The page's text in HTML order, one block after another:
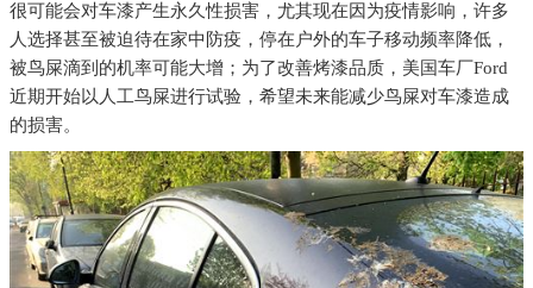
很可能会对车漆产生永久性损害，尤其现在因为疫情影响，许多
人选择甚至被迫待在家中防疫，停在户外的车子移动频率降低，
被鸟屎滴到的机率可能大增；为了改善烤漆品质，美国车厂Ford
近期开始以人工鸟屎进行试验，希望未来能减少鸟屎对车漆造成
的损害。